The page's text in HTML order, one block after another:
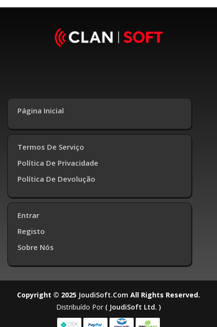
Página Inicial
Termos De Serviço
Política De Privacidade
Política De Devolução
Entrar
Registo
Sobre Nós
Copyright © 2025 JoudiSoft.com All Rights Reserved.
Distribuído Por ( JoudiSoft Ltd. )